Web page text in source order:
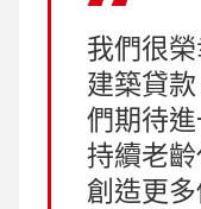
我們很
建築貸
們期待
持續老
創造更多